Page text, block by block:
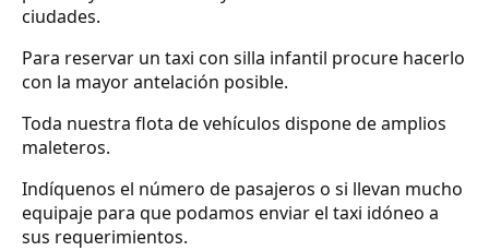
ciudades.
Para reservar un taxi con silla infantil procure hacerlo
con la mayor antelación posible.
Toda nuestra flota de vehículos dispone de amplios
maleteros.
Indíquenos el número de pasajeros o si llevan mucho
equipaje para que podamos enviar el taxi idóneo a
sus requerimientos.